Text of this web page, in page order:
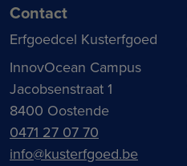
Contact
Erfgoedcel Kusterfgoed
InnovOcean Campus
Jacobsenstraat 1
8400 Oostende
0471 27 07 70
info@kusterfgoed.be